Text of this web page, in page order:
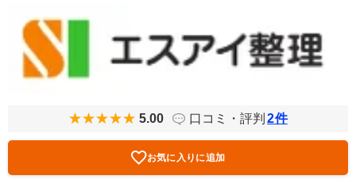
5.00 口コミ・評判 2件
お気に入りに追加